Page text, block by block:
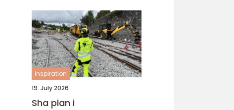
inspiration
19. July 2026
Sha plan i